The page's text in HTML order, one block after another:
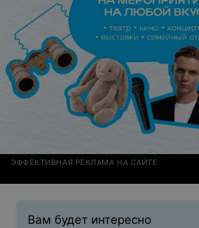
ЭФФЕКТИВНАЯ РЕКЛАМА НА САЙТЕ
Вам будет интересно